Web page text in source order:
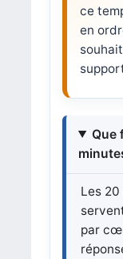
ce
en
Que
Les
par